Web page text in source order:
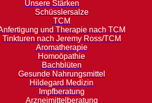
Unsere Stärken
Schüsslersalze
TCM
und Therapie nach TCM
Tinkturen nach Jeremy Ross/TCM
Aromatherapie
Homoöpathie
Bachblüten
Gesunde Nahrungsmittel
Hildegard Medizin
Impfberatung
Arzneimittelberatung